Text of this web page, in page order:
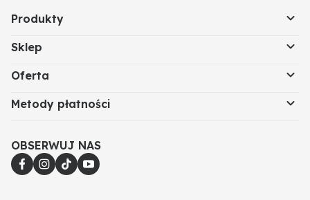
Produkty
Sklep
Oferta
Metody płatności
OBSERWUJ NAS